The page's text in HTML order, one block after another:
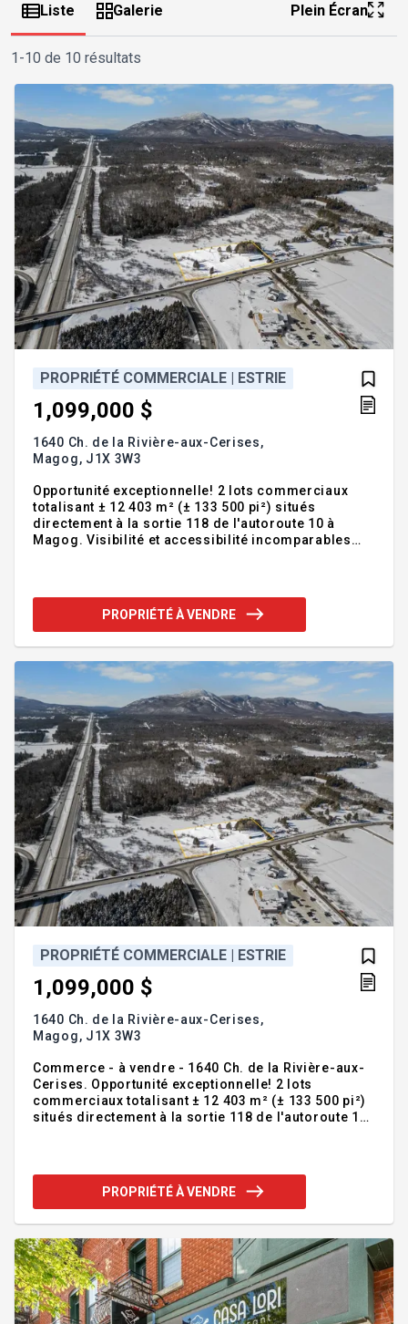
Liste Galerie Plein Écran
1-10 de 10 résultats
PROPRIÉTÉ COMMERCIALE | ESTRIE
1,099,000 $
1640 Ch. de la Rivière-aux-Cerises,
Magog, J1X 3W3
Opportunité exceptionnelle! 2 lots commerciaux
totalisant ± 12 403 m² (± 133 500 pi²) situés
directement à la sortie 118 de l'autoroute 10 à
Magog. Visibilité et accessibilité incomparables
volant (± 3 800 pi²), station-service (± 3 000 pi²) et
restaurant (± 1 200 pi²). 39 cases de stationnement,
disponibles. Addenda :Emplacement: - Terra
PROPRIÉTÉ À VENDRE
PROPRIÉTÉ COMMERCIALE | ESTRIE
1,099,000 $
1640 Ch. de la Rivière-aux-Cerises,
Magog, J1X 3W3
Commerce - à vendre - 1640 Ch. de la Rivière-aux-
Cerises. Opportunité exceptionnelle! 2 lots
commerciaux totalisant ± 12 403 m² (± 133 500 pi²)
situés directement à la sortie 118 de l'autoroute 10
avec possibilités de : restaurant avec service au
volant (± 3 800 pi²), station-service (± 3 000 pi²) et
servant de bureau actuellement. Plans et é
PROPRIÉTÉ À VENDRE